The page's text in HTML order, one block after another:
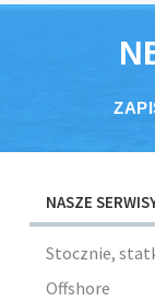
NASZE
Stocznie,
Offshore